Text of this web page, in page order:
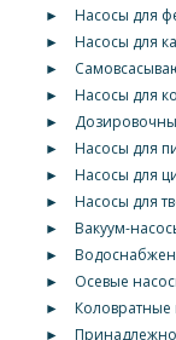
►
Насосы для
►
Насосы для
►
►
Насосы для
►
►
Насосы для
►
Насосы для
►
Насосы для
►
Вакуум-
►
►
Осевые
►
Коловратные
►